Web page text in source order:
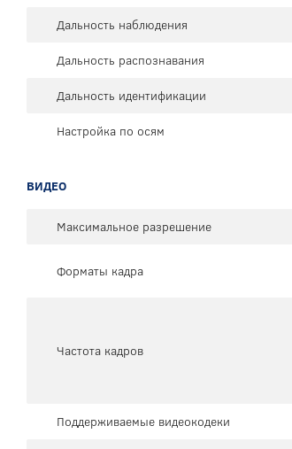
Дальность наблюдения
Дальность распознавания
Дальность идентификации
Настройка по осям
ВИДЕО
Максимальное разрешение
Форматы кадра
Частота кадров
Поддерживаемые видеокодеки